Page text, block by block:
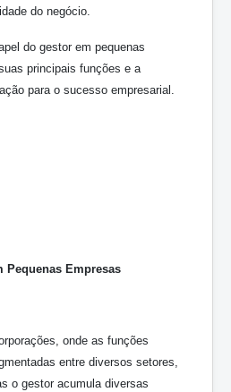
do negócio.
do gestor em pequenas
principais funções e a
para o sucesso empresarial.
Pequenas Empresas
onde as funções
entre diversos setores,
o gestor acumula diversas